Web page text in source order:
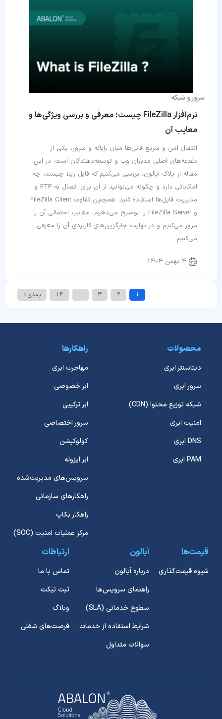
نرم‌افزار FileZilla چیست؛ معرفی و بررسی ویژگی‌ها و
معایب آن
انتقال امن و سریع فایل‌ها میان رایانه و سرور، یکی از
دغدغه‌های اصلی مدیران وب و توسعه‌دهندگان است. در این
مقاله از بلاگ آبالون، بررسی می‌کنیم که فایل زیلا چیست، چه
امکاناتی دارد و چگونه می‌توانید از آن برای اتصال به FTP و
مدیریت فایل‌ها استفاده کنید. همچنین تفاوت FileZilla Client
و FileZilla Server را توضیح می‌دهیم، معایب احتمالی آن را
مرور می‌کنیم و در نهایت جایگزین‌های کاربردی آن را معرفی
می‌کنیم.
سرور و شبکه
4 بهمن 1404
1
2
3
…
14 بعدی »
محصولات
دیتاسنتر ابری
سرور ابری
شبکه توزیع محتوا (CDN)
امنیت ابری
DNS ابری
PAM ابری
راهکارها
مهاجرت ابری
ابر خصوصی
ابر ترکیبی
سرور اختصاصی
کولوکیشن
ابر ایزوله
سرویس‌های مدیریت‌شده
راهکارهای سازمانی
راهکار بکاپ
مرکز عملیات امنیت (SOC)
قیمت‌ها
شیوه قیمت‌گذاری
آبالون
درباره آبالون
راهنمای سرویس‌ها
سطوح خدماتی (SLA)
شرایط استفاده از خدمات
سوالات متداول
ارتباطات
تماس با ما
ثبت تیکت
وبلاگ
فرصت‌های شغلی